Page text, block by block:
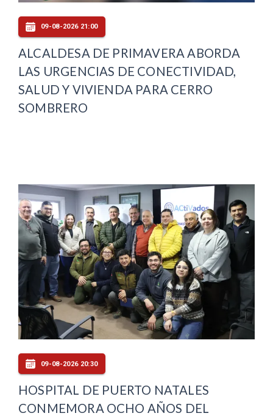
09-08-2026 21:00
ALCALDESA DE PRIMAVERA ABORDA
LAS URGENCIAS DE CONECTIVIDAD,
SALUD Y VIVIENDA PARA CERRO
SOMBRERO
09-08-2026 20:30
HOSPITAL DE PUERTO NATALES
CONMEMORA OCHO AÑOS DEL